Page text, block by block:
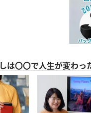
は〇〇で人生が変わ